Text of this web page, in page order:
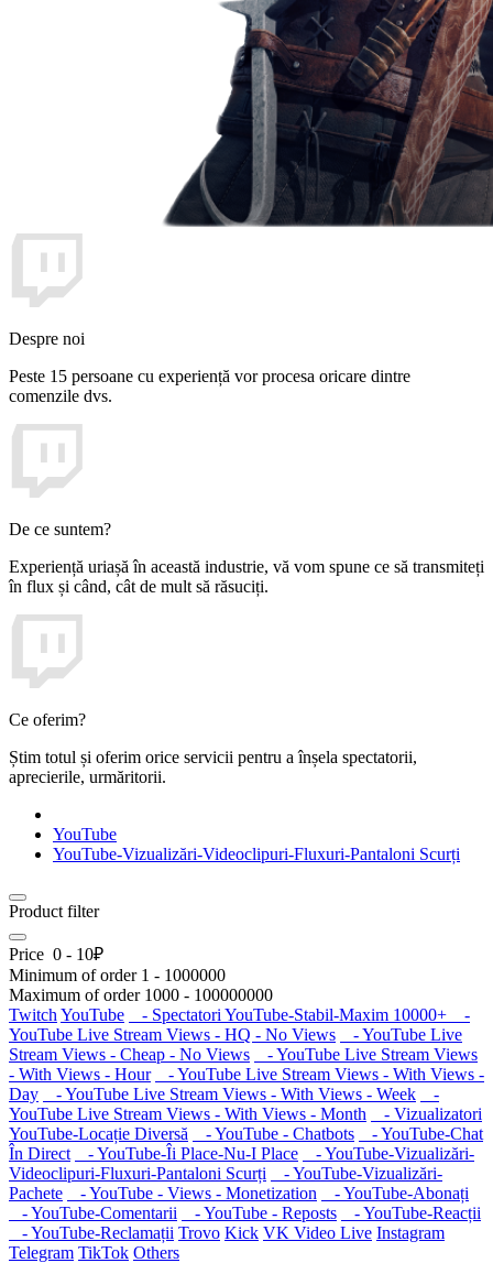
Despre noi
Peste 15 persoane cu experiență vor procesa oricare dintre
comenzile dvs.
De ce suntem?
Experiență uriașă în această industrie, vă vom spune ce să transmiteți
în flux și când, cât de mult să răsuciți.
Ce oferim?
Știm totul și oferim orice servicii pentru a înșela spectatorii,
aprecierile, urmăritorii.
YouTube
YouTube-Vizualizări-Videoclipuri-Fluxuri-Pantaloni Scurți
Product filter
Price 0 - 10₽
Minimum of order 1 - 1000000
Maximum of order 1000 - 100000000
Twitch YouTube - Spectatori YouTube-Stabil-Maxim 10000+
-
YouTube Live Stream Views - HQ - No Views
- YouTube Live
Stream Views - Cheap - No Views
- YouTube Live Stream Views
- With Views - Hour
- YouTube Live Stream Views - With Views -
Day
- YouTube Live Stream Views - With Views - Week
-
YouTube Live Stream Views - With Views - Month
- Vizualizatori
YouTube-Locație Diversă
- YouTube - Chatbots
- YouTube-Chat
În Direct
- YouTube-Îi Place-Nu-I Place
- YouTube-Vizualizări-
Videoclipuri-Fluxuri-Pantaloni Scurți
- YouTube-Vizualizări-
Pachete
- YouTube - Views - Monetization
- YouTube-Abonați
- YouTube-Comentarii
- YouTube - Reposts
- YouTube-Reacții
- YouTube-Reclamații Trovo Kick VK Video Live Instagram
Telegram TikTok Others